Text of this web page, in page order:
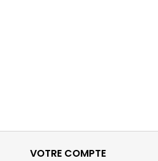
VOTRE COMPTE